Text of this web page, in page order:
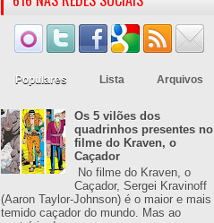
Populares Lista Arquivos
Os 5 vilões dos
quadrinhos presentes no
filme do Kraven, o
Caçador
No filme do Kraven, o
Caçador, Sergei Kravinoff
(Aaron Taylor-Johnson) é o maior e mais
temido caçador do mundo. Mas ao